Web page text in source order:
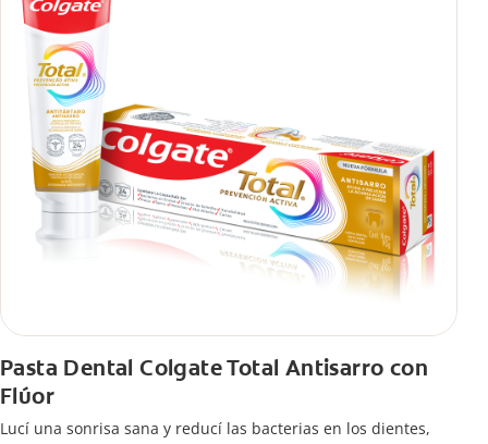
Pasta Dental Colgate Total Antisarro con
Flúor
Lucí una sonrisa sana y reducí las bacterias en los dientes,